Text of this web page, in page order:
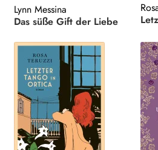
Lynn Messina
Das süße Gift der Liebe